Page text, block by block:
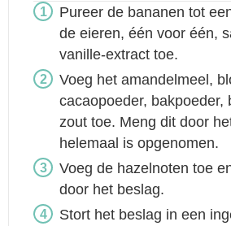
Pureer de bananen tot
de eieren, één voor één,
vanille-extract toe.
Voeg het amandelmeel,
cacaopoeder, bakpoeder,
zout toe. Meng dit door
helemaal is opgenomen.
Voeg de hazelnoten toe
door het beslag.
Stort het beslag in een